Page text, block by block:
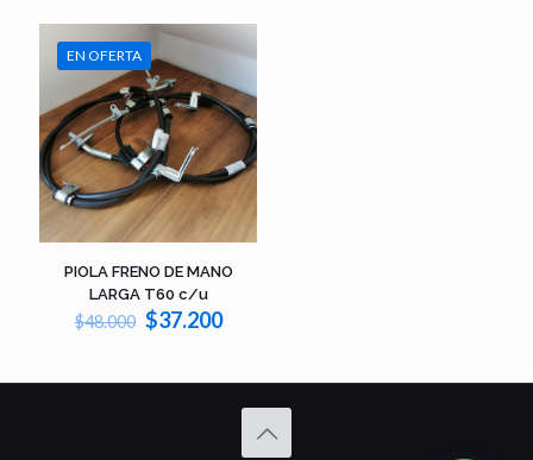
EN OFERTA
PIOLA FRENO DE MANO
LARGA T60 c/u
$48.000 El
era:
$37.200El
es:
$37.200.